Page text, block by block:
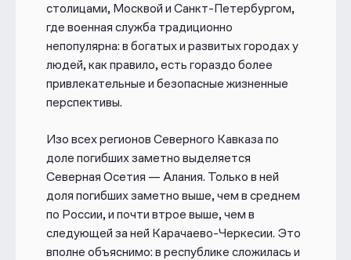
столицами, Москвой и Санкт-Петербургом,
где военная служба традиционно
непопулярна: в богатых и развитых городах у
людей, как правило, есть гораздо более
привлекательные и безопасные жизненные
перспективы.
Изо всех регионов Северного Кавказа по
доле погибших заметно выделяется
Северная Осетия — Алания. Только в ней
доля погибших заметно выше, чем в среднем
по России, и почти втрое выше, чем в
следующей за ней Карачаево-Черкесии. Это
вполне объяснимо: в республике сложилась и